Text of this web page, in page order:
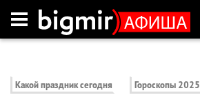
Какой праздник сегодня Гороскопы 2025